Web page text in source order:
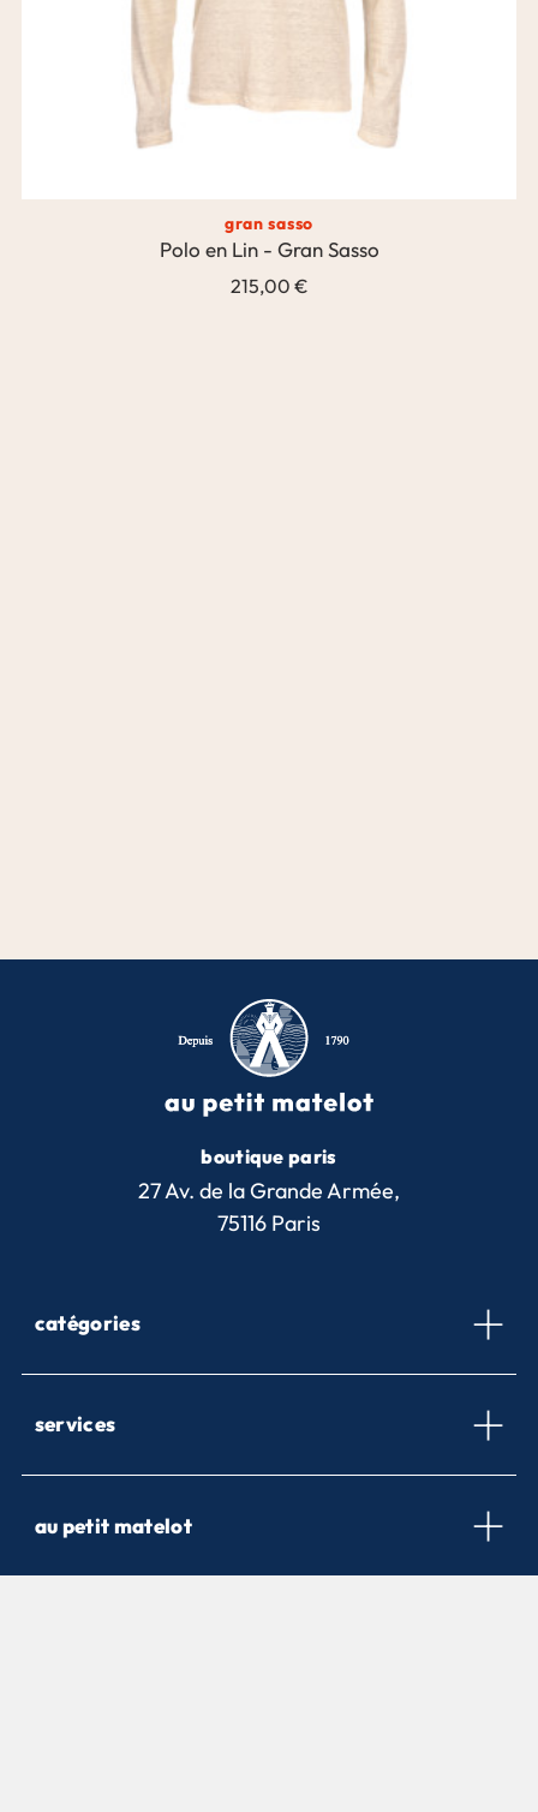
gran sasso
Polo en Lin - Gran Sasso
215,00 €
boutique paris
27 Av. de la Grande Armée,
75116 Paris
catégories
services
au petit matelot